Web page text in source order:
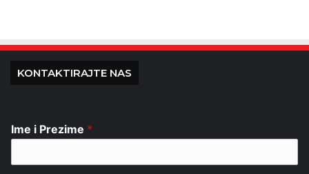
KONTAKTIRAJTE NAS
Ime i Prezime *